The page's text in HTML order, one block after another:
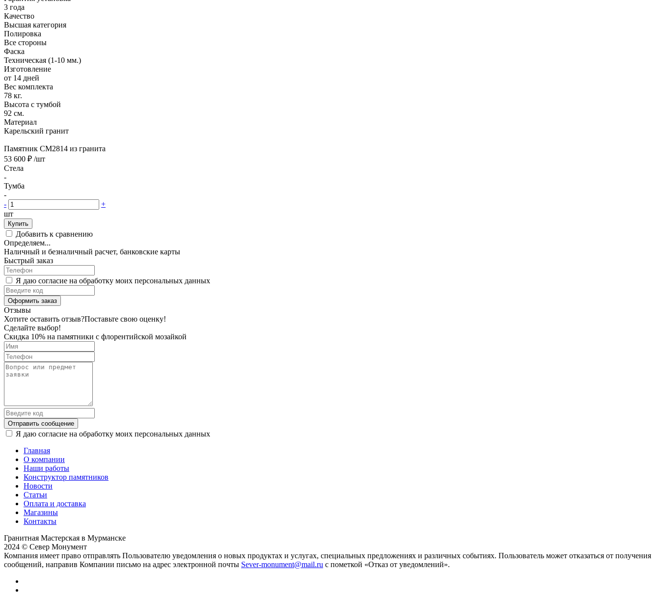
3 года
Качество
Высшая категория
Полировка
Все стороны
Фаска
Техническая (1-10 мм.)
Изготовление
от 14 дней
Вес комплекта
78 кг.
Высота с тумбой
92 см.
Материал
Карельский гранит
Памятник CM2814 из гранита
53 600 ₽ /шт
Стела
-
Тумба
-
-
+
шт
Купить
Добавить к сравнению
Определяем...
Наличный и безналичный расчет, банковские карты
Быстрый заказ
Я даю согласие на обработку моих персональных данных
Оформить заказ
Отзывы
Хотите оставить отзыв?Поставьте свою оценку!
Сделайте выбор!
Скидка 10% на памятники с флорентийской мозайкой
Отправить сообщение
Я даю согласие на обработку моих персональных данных
Главная
О компании
Наши работы
Конструктор памятников
Новости
Статьи
Оплата и доставка
Магазины
Контакты
Гранитная Мастерская в Мурманске
2024 © Север Монумент
Компания имеет право отправлять Пользователю уведомления о новых продуктах и услугах, специальных предложениях и различных событиях. Пользователь может отказаться от получения
сообщений, направив Компании письмо на адрес электронной почты Sever-monument@mail.ru с пометкой «Отказ от уведомлений».